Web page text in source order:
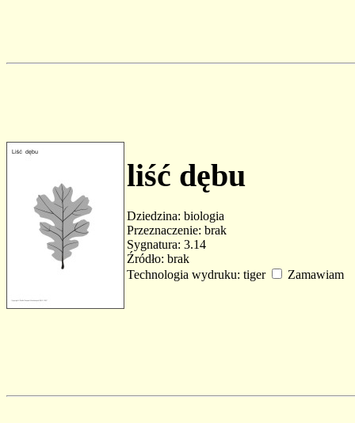
liść dębu
Dziedzina: biologia
Przeznaczenie: brak
Sygnatura: 3.14
Źródło: brak
Technologia wydruku: tiger
Zamawiam